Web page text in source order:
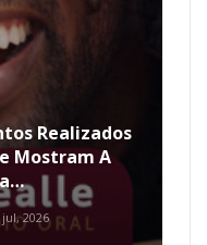
Realizados
Mostram A
jul, 2026